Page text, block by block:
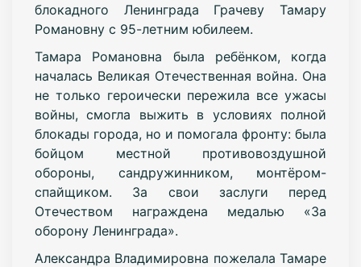
блокадного Ленинграда Грачеву Тамару
Романовну с 95-летним юбилеем.
Тамара Романовна была ребёнком, когда
началась Великая Отечественная война. Она
не только героически пережила все ужасы
войны, смогла выжить в условиях полной
блокады города, но и помогала фронту: была
бойцом местной противовоздушной
обороны, сандружинником, монтёром-
спайщиком. За свои заслуги перед
Отечеством награждена медалью «За
оборону Ленинграда».
Александра Владимировна пожелала Тамаре